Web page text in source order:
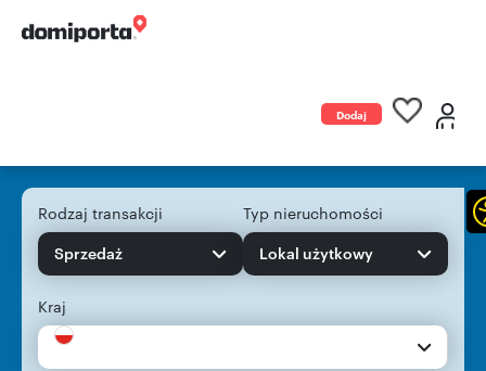
Dodaj
Rodzaj transakcji
Sprzedaż
Typ nieruchomości
Lokal użytkowy
Kraj